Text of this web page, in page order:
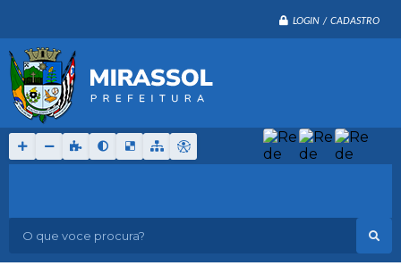
LOGIN / CADASTRO
O que voce procura?